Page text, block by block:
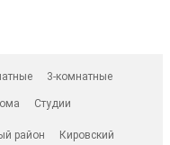
3-комнатные
Студии
район Кировский